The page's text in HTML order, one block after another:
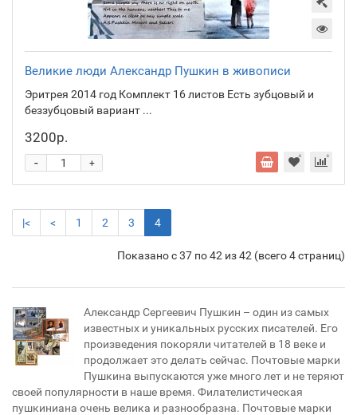
Великие люди Александр Пушкин в живописи
Эритрея 2014 год Комплект 16 листов Есть зубцовый и
беззубцовый вариант ...
3200р.
+
-
|< < 1 2 3 4
Показано с 37 по 42 из 42 (всего 4 страниц)
Александр Сергеевич Пушкин – один из самых
известных и уникальных русских писателей. Его
произведения покоряли читателей в 18 веке и
продолжает это делать сейчас. Почтовые марки
Пушкина выпускаются уже много лет и не теряют
своей популярности в наше время. Филателистическая
пушкиниана очень велика и разнообразна. Почтовые марки